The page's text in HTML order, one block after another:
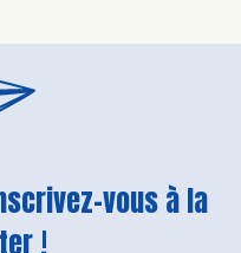
vous à la
!